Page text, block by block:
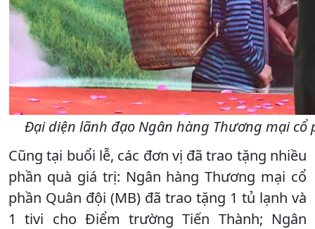
Đại diện lãnh đạo Ngân hàng Thương mại cổ
Cũng tại buổi lễ, các đơn vị đã trao tặng nhiều
phần quà giá trị: Ngân hàng Thương mại cổ
phần Quân đội (MB) đã trao tặng 1 tủ lạnh và
1 tivi cho Điểm trường Tiến Thành; Ngân